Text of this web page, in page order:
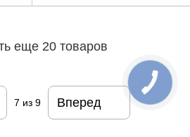
еще 20 товаров
7 из 9 Вперед